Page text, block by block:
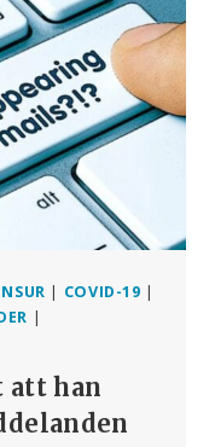
| COVID-19 |
|
att han